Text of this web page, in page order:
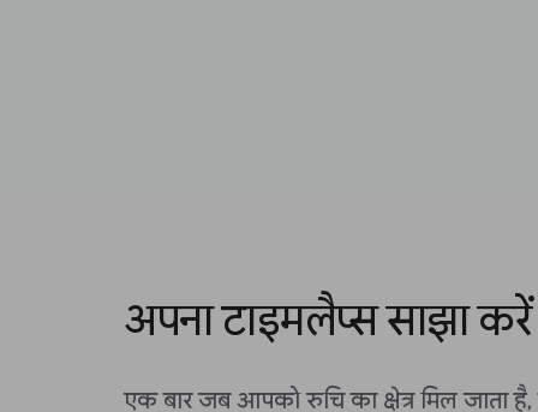
अपना टाइमलैप्स साझा करें
एक बार जब आपको रुचि का क्षेत्र मिल जाता